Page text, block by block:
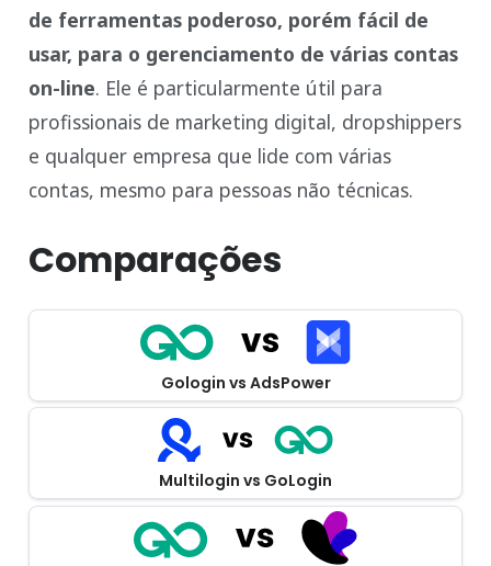
de ferramentas poderoso, porém fácil de
usar, para o gerenciamento de várias contas
on-line. Ele é particularmente útil para
profissionais de marketing digital, dropshippers
e qualquer empresa que lide com várias
contas, mesmo para pessoas não técnicas.
Comparações
Gologin vs AdsPower
Multilogin vs GoLogin